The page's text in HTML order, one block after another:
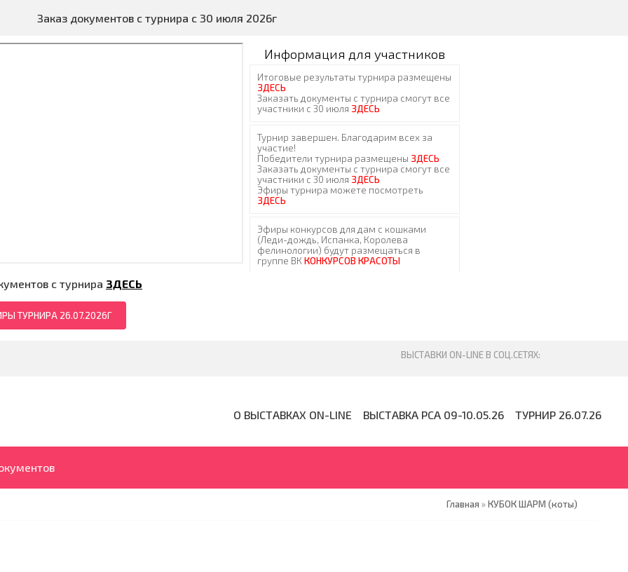
Заказ документов с турнира с 30 июля 2026г
с турнира ЗДЕСЬ
ТУРНИРА 26.07.2026Г
Информация для участников
О ВЫСТАВКАХ ON-LINE ВЫСТАВКА PCA 09-10.05.26 ТУРНИР 26.07.26
Главная »КУБОК ШАРМ (коты)